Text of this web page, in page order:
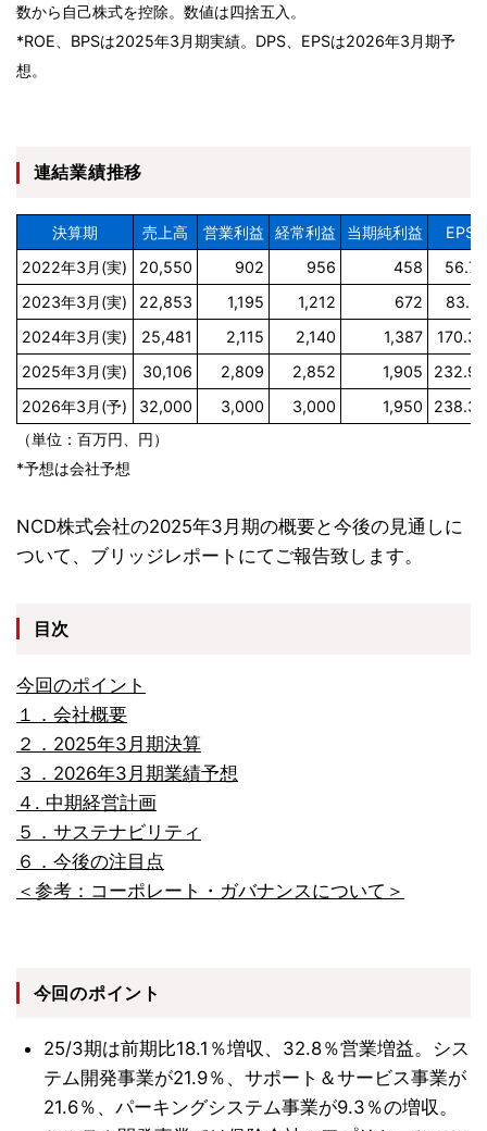
数から自己株式を控除。数値は四捨五入。
*ROE、BPSは2025年3月期実績。DPS、EPSは2026年3月期予
想。
連結業績推移
決算期 売上高 営業利益 経常利益 当期純利益
EPS
2022年3月(実)
20,550 902 956 458
56.78
2023年3月(実)
22,853 1,195 1,212 672
83.31
2024年3月(実)
25,481 2,115 2,140 1,387
170.38
2025年3月(実)
30,106 2,809 2,852 1,905
232.95
2026年3月(予)
32,000 3,000 3,000 1,950
238.38
（単位：百万円、円）
*予想は会社予想
NCD株式会社の2025年3月期の概要と今後の見通しに
ついて、ブリッジレポートにてご報告致します。
目次
今回のポイント
１．会社概要
２．2025年3月期決算
３．2026年3月期業績予想
４. 中期経営計画
５．サステナビリティ
６．今後の注目点
＜参考：コーポレート・ガバナンスについて＞
今回のポイント
25/3期は前期比18.1％増収、32.8％営業増益。シス
テム開発事業が21.9％、サポート＆サービス事業が
21.6％、パーキングシステム事業が9.3％の増収。